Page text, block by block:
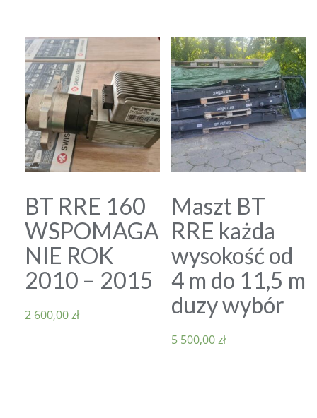
BT RRE 160
WSPOMAGA
NIE ROK
2010 – 2015
2 600,00zł
Maszt BT
RRE każda
wysokość od
4 m do 11,5 m
duzy wybór
5 500,00zł